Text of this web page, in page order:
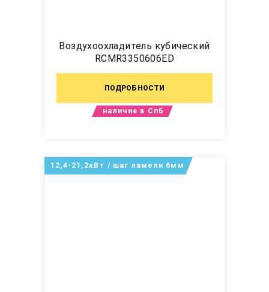
Воздухоохладитель кубический
RCMR3350606ED
ПОДРОБНОСТИ
наличие в Спб
12,4-21,2кВт / шаг ламели 6мм